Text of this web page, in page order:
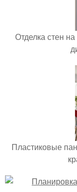
Отделка стен
Пластиковые